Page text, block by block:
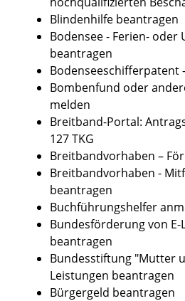
Blindenhilfe beantragen
Bodensee - Ferien-
beantragen
Bodenseeschifferpatent
Bombenfund oder
melden
Breitband-Portal:
127 TKG
Breitbandvorhaben –
Breitbandvorhaben -
beantragen
Buchführungshelfer
Bundesförderung von
beantragen
Bundesstiftung "Mutter
Leistungen beantragen
Bürgergeld beantragen